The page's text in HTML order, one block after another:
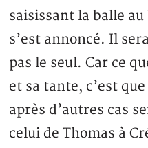
saisissant la balle
s’est annoncé. Il
pas le seul. Car ce
et sa tante, c’est
après d’autres cas
celui de Thomas à